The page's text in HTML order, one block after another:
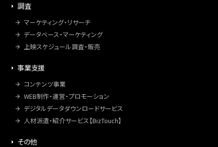
調査
マーケティング・リサーチ
データベース・マーケティング
上映スケジュール調査・販売
事業支援
コンテンツ事業
WEB制作・運営・プロモーション
デジタルデータダウンロードサービス
人材派遣・紹介サービス【BizTouch】
その他